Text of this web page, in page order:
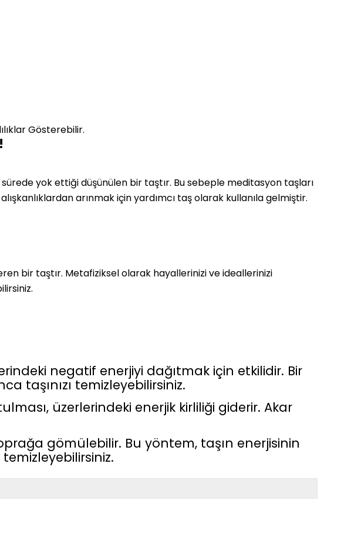
Gösterebilir.
yok ettiği düşünülen bir taştır. Bu sebeple meditasyon taşları
arınmak için yardımcı taş olarak kullanıla gelmiştir.
bir taştır. Metafiziksel olarak hayallerinizi ve ideallerinizi
negatif enerjiyi dağıtmak için etkilidir. Bir
taşınızı temizleyebilirsiniz.
üzerlerindeki enerjik kirliliği giderir. Akar
gömülebilir. Bu yöntem, taşın enerjisinin